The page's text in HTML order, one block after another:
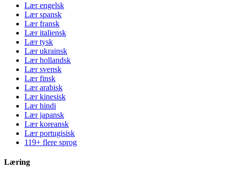
Lær engelsk
Lær spansk
Lær fransk
Lær italiensk
Lær tysk
Lær ukrainsk
Lær hollandsk
Lær svensk
Lær finsk
Lær arabisk
Lær kinesisk
Lær hindi
Lær japansk
Lær koreansk
Lær portugisisk
119+ flere sprog
Læring